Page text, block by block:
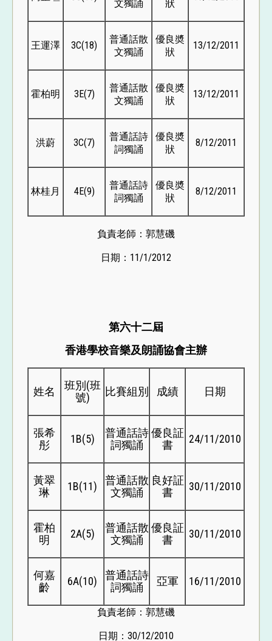
文獨誦
狀
王運澤 3C(18)
普通話散
文獨誦
優良奬
狀
13/12/2011
霍柏明 3E(7)
普通話散
文獨誦
優良奬
狀
13/12/2011
洪蔚 3C(7)
普通話詩
詞獨誦
優良奬
狀
8/12/2011
林桂月 4E(9)
普通話詩
詞獨誦
優良奬
狀
8/12/2011
負責老師：郭慧磯
日期：11/1/2012
第六十二屆
香港學校音樂及朗誦協會主辦
姓名
班別(班
號)
比賽組別 成績 日期
張希
彤
1B(5)
普通話詩
詞獨誦
優良証
書
24/11/2010
黃翠
琳
1B(11)
普通話散
文獨誦
良好証
書
30/11/2010
霍柏
明
2A(5)
普通話散
文獨誦
優良証
書
30/11/2010
何嘉
齡
6A(10)
普通話詩
詞獨誦
亞軍 16/11/2010
負責老師：郭慧磯
日期：30/12/2010